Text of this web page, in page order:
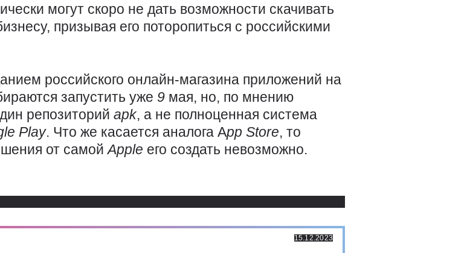
могут скоро не дать возможности скачивать
призывая его поторопиться с российскими
российского онлайн-магазина приложений на
запустить уже 9 мая, но, по мнению
репозиторий apk, а не полноценная система
Play. Что же касается аналога Аpp Store, то
от самойApple его создать невозможно.
15.12.2023